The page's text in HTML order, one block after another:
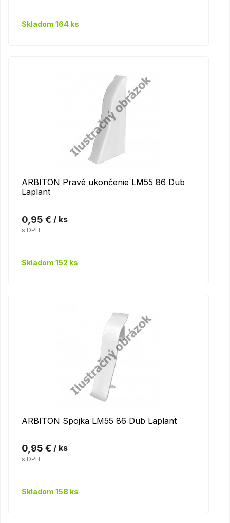
Skladom 164 ks
ARBITON Pravé ukončenie LM55 86 Dub
Laplant
0,95 € / ks
s DPH
Skladom 152 ks
ARBITON Spojka LM55 86 Dub Laplant
0,95 € / ks
s DPH
Skladom 158 ks